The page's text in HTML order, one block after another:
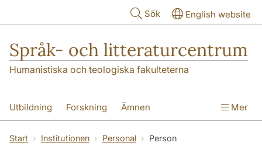
Sök English website
Språk- och litteraturcentrum
Humanistiska och teologiska fakulteterna
Utbildning Forskning Ämnen
SOL-husen Kontakt Institutionen
Mer
Start Institutionen Personal
Person